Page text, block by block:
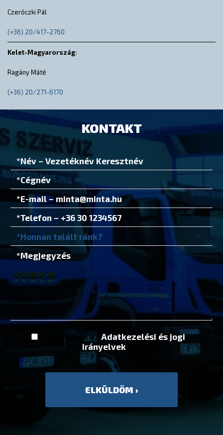
Czeróczki Pál
(+36) 20/417-2760
Kelet-Magyarország:
Ragány Máté
(+36) 20/271-6170
KONTAKT
* kötelezően kitöltendő
Elfogadom az Adatkezelési és jogi
irányelveket